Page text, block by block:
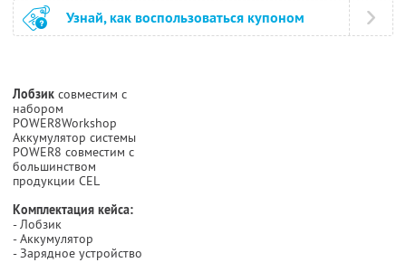
Узнай, как воспользоваться купоном
Лобзик совместим с
набором
POWER8Workshop
Аккумулятор системы
POWER8 совместим с
большинством
продукции CEL
Комплектация кейса:
- Лобзик
- Аккумулятор
- Зарядное устройство